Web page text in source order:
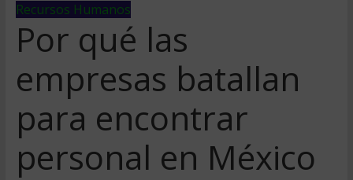
Recursos Humanos
Por qué las
empresas batallan
para encontrar
personal en México